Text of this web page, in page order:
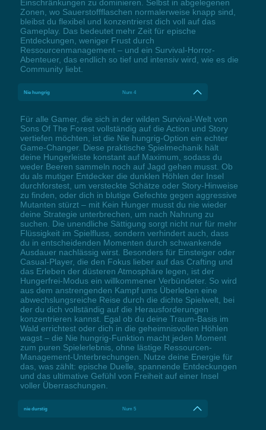
Einschränkungen zu dominieren. Selbst in abgelegenen
Zonen, wo Sauerstoffflaschen normalerweise knapp sind,
bleibst du flexibel und konzentrierst dich voll auf das
Gameplay. Das bedeutet mehr Zeit für epische
Entdeckungen, weniger Frust durch
Ressourcenmanagement – und ein Survival-Horror-
Abenteuer, das endlich so tief und intensiv wird, wie es die
Community liebt.
Nie hungrig Num 4
Für alle Gamer, die sich in der wilden Survival-Welt von
Sons Of The Forest vollständig auf die Action und Story
vertiefen möchten, ist die Nie hungrig-Option ein echter
Game-Changer. Diese praktische Spielmechanik hält
deine Hungerleiste konstant auf Maximum, sodass du
weder Beeren sammeln noch auf Jagd gehen musst. Ob
du als mutiger Entdecker die dunklen Höhlen der Insel
durchforstest, um versteckte Schätze oder Story-Hinweise
zu finden, oder dich in blutige Gefechte gegen aggressive
Mutanten stürzt – mit Kein Hunger musst du nie wieder
deine Strategie unterbrechen, um nach Nahrung zu
suchen. Die unendliche Sättigung sorgt nicht nur für mehr
Flüssigkeit im Spielfluss, sondern verhindert auch, dass
du in entscheidenden Momenten durch schwankende
Ausdauer nachlässig wirst. Besonders für Einsteiger oder
Casual-Player, die den Fokus lieber auf das Crafting und
das Erleben der düsteren Atmosphäre legen, ist der
Hungerfrei-Modus ein willkommener Verbündeter. So wird
aus dem anstrengenden Kampf ums Überleben eine
abwechslungsreiche Reise durch die dichte Spielwelt, bei
der du dich vollständig auf die Herausforderungen
konzentrieren kannst. Egal ob du deine Traum-Basis im
Wald errichtest oder dich in die geheimnisvollen Höhlen
wagst – die Nie hungrig-Funktion macht jeden Moment
zum puren Spielerlebnis, ohne lästige Ressourcen-
Management-Unterbrechungen. Nutze deine Energie für
das, was zählt: epische Duelle, spannende Entdeckungen
und das ultimative Gefühl von Freiheit auf einer Insel
voller Überraschungen.
nie durstig Num 5